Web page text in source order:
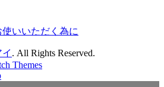
いいただく為に
. All Rights Reserved.
Themes